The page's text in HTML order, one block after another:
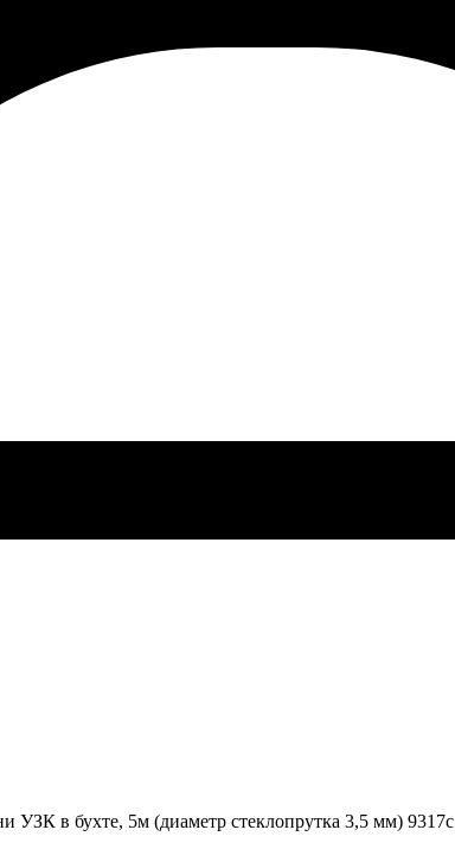
УЗК в бухте, 5м (диаметр стеклопрутка 3,5 мм) 9317c